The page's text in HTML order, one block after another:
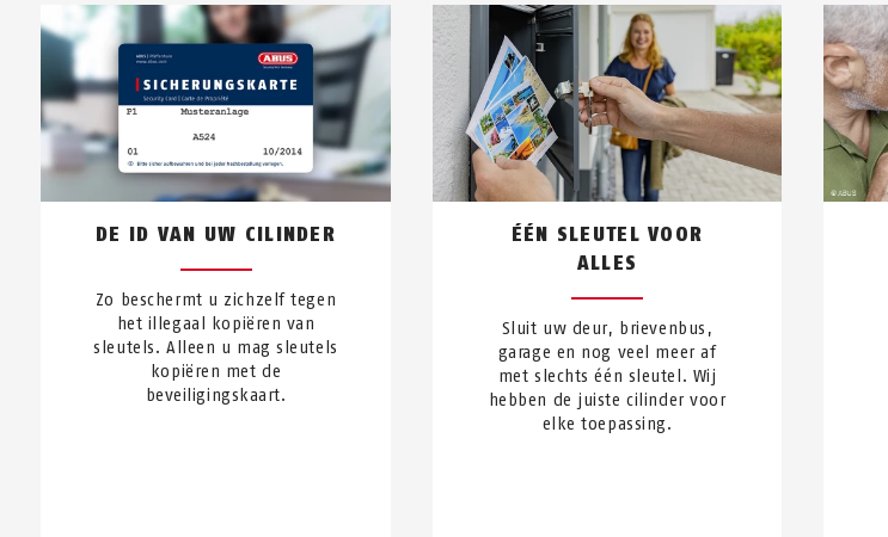
DE ID VAN UW CILINDER
Zo beschermt u zichzelf tegen
het illegaal kopiëren van
sleutels. Alleen u mag sleutels
kopiëren met de
beveiligingskaart.
ÉÉN SLEUTEL VOOR
ALLES
Sluit uw deur, brievenbus,
garage en nog veel meer af
met slechts één sleutel. Wij
hebben de juiste cilinder voor
elke toepassing.